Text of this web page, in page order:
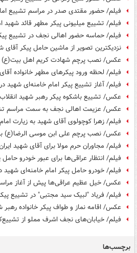
فیلم/ حضور مقتدی صدر در مراسم تشییع
فیلم/ تشییع میلیونی پیکر مطهر قائد
فیلم/ حماسه حضور اهالی نجف در تشییع
نزدیکترین تصویر از ماشین حامل پیکر آقای
عکس/ نصب پرچم شهادت کریم اهل بیت(ع)
فیلم/ لحظه ورود پیکرهای مطهر خانواده
فیلم/ آغاز تشییع پیکر امام خامنه‌ای
عکس/ تشییع باشکوه پیکر رهبر شهید
عکس/ عزیمت اهالی نجف به سمت مراسم
فیلم/ زهرا کوچولوی آقای شهید به زیارت
عکس/ نصب پرچم علی ابن موسی الرضا(ع) بر
فیلم/ مجاوران حرم مولا برای آقای شهید
فیلم/ انتظار عراقی‌ها برای عبور خودرو حامل
فیلم/ خودرو حامل پیکر امام خامنه‌ای
عکس/ خیل عظیم عراقی‌ها پیش از آغاز
فیلم/ فریاد "لبیک سید مجتبی" در تشییع
عکس/ اقامه نماز و طواف پیکر خانواده رهبر
فیلم/ خیابان‌های نجف اشرف مملو از
برچسب‌ها